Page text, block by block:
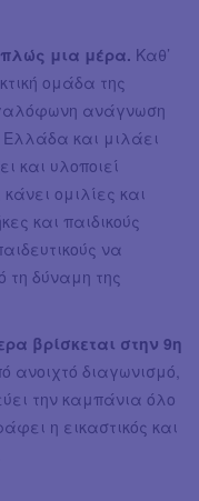
μια μέρα. Καθ’
ομάδα της
ανάγνωση
Ελλάδα και μιλάει
και υλοποιεί
ομιλίες και
και παιδικούς
να
δύναμη της
βρίσκεται στην 9η
ανοιχτό διαγωνισμό,
την καμπάνια όλο
η εικαστικός και